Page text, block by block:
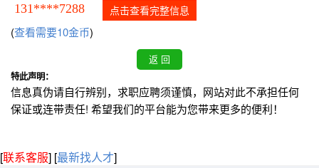
131****7288 点击查看完整信息
(查看需要10金币)
特此声明：
信息真伪请自行辨别，求职应聘须谨慎，网站对此不承担任何
保证或连带责任! 希望我们的平台能为您带来更多的便利！
[联系客服] [最新找人才]